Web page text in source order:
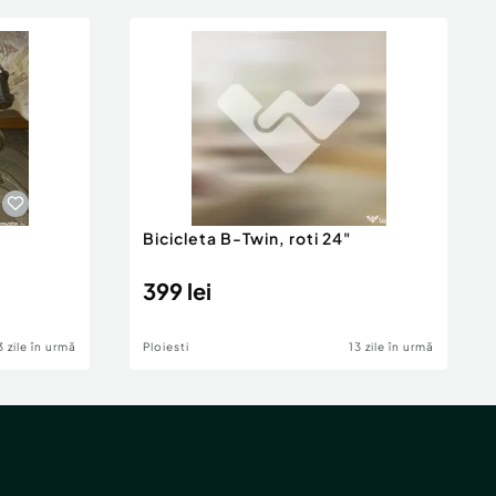
zile în urmă
Bicicleta B-Twin, roti 24"
399 lei
Ploiesti 13 zile în urmă